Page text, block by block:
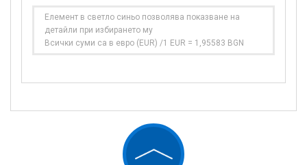
Елемент в светло синьо позволява показване на
детайли при избирането му
Всички суми са в евро (EUR) /1 EUR = 1,95583 BGN